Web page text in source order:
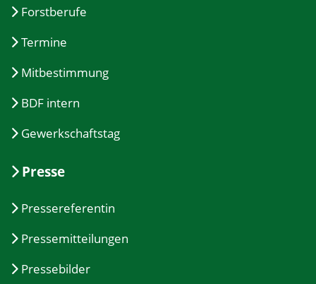
Forstberufe
Termine
Mitbestimmung
BDF intern
Gewerkschaftstag
Presse
Pressereferentin
Pressemitteilungen
Pressebilder